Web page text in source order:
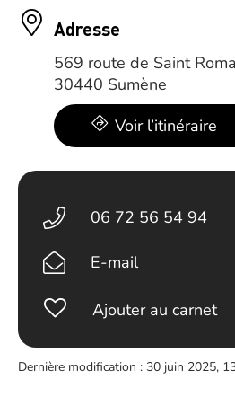
Adresse
569 route de Saint
30440 Sumène
Voir l’itinéraire
06 72 56 54 94
E-mail
Ajouter au carnet
Dernière modification : 30 juin 2025,